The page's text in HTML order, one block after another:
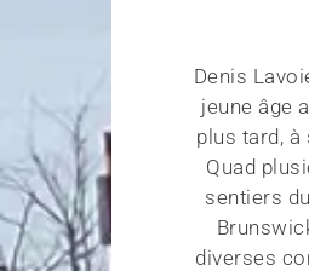
Denis
jeune âge
plus tard, à
Quad
sentiers
diverses